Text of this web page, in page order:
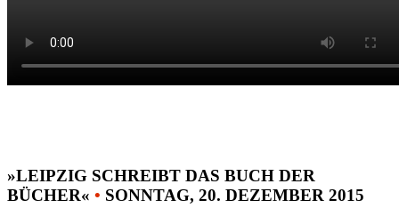
»LEIPZIG SCHREIBT DAS BUCH DER
BÜCHER« • SONNTAG, 20. DEZEMBER 2015